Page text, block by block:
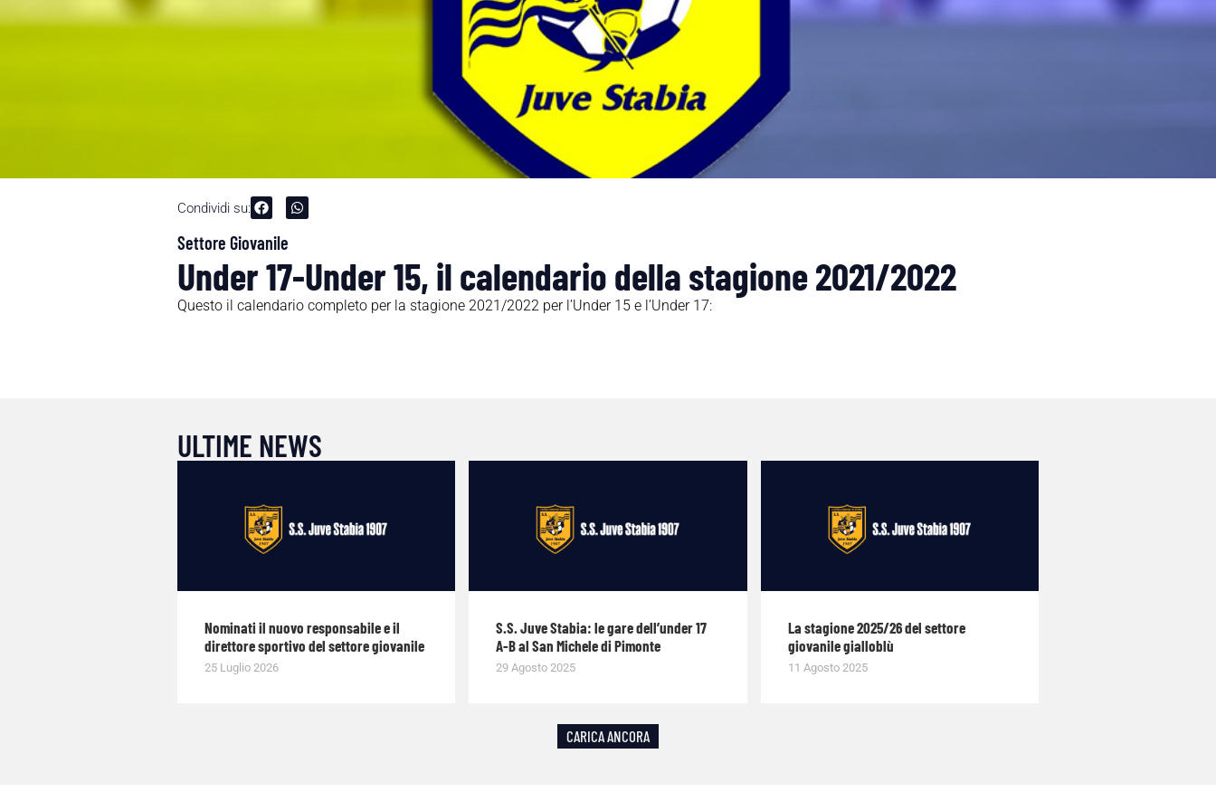
Condividi su:
Settore Giovanile
Under 17-Under 15, il calendario della stagione 2021/2022
Questo il calendario completo per la stagione 2021/2022 per l’Under 15 e l’Under 17:
ULTIME NEWS
Nominati il nuovo responsabile e il
direttore sportivo del settore giovanile
25 Luglio 2026
S.S. Juve Stabia: le gare dell’under 17
A-B al San Michele di Pimonte
29 Agosto 2025
La stagione 2025/26 del settore
giovanile gialloblù
11 Agosto 2025
CARICA ANCORA